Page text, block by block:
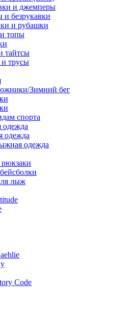
и джемперы
безрукавки
и рубашки
топы
тайтсы
трусы
Зимний бег
спорта
одежда
одежда
одежда
лыж
Code